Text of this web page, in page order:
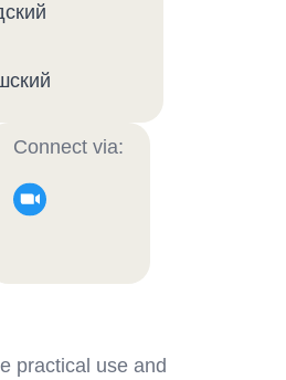
Connect via:
practical use and